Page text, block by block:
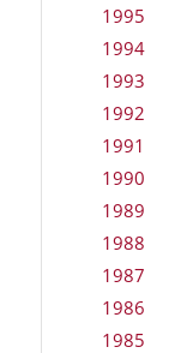
1995
1994
1993
1992
1991
1990
1989
1988
1987
1986
1985